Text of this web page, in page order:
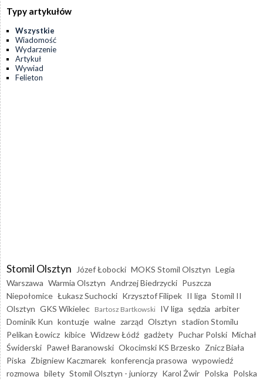
Typy artykułów
Wszystkie
Wiadomość
Wydarzenie
Artykuł
Wywiad
Felieton
Stomil Olsztyn Józef Łobocki MOKS Stomil Olsztyn Legia
Warszawa Warmia Olsztyn Andrzej Biedrzycki Puszcza
Niepołomice Łukasz Suchocki Krzysztof Filipek II liga Stomil II
Olsztyn GKS Wikielec Bartosz Bartkowski IV liga sędzia arbiter
Dominik Kun kontuzje walne zarząd Olsztyn stadion Stomilu
Pelikan Łowicz kibice Widzew Łódź gadżety Puchar Polski Michał
Świderski Paweł Baranowski Okocimski KS Brzesko Znicz Biała
Piska Zbigniew Kaczmarek konferencja prasowa wypowiedź
rozmowa bilety Stomil Olsztyn - juniorzy Karol Żwir Polska Polska